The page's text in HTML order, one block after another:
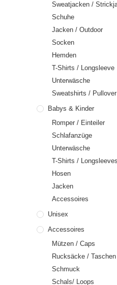
Sweatjacken /
Schuhe
Jacken / Outdoor
Socken
Hemden
T-Shirts / Longsleeve
Unterwäsche
Sweatshirts /
Babys & Kinder
Romper / Einteiler
Schlafanzüge
Unterwäsche
T-Shirts /
Hosen
Jacken
Accessoires
Unisex
Accessoires
Mützen / Caps
Rucksäcke /
Schmuck
Schals/ Loops